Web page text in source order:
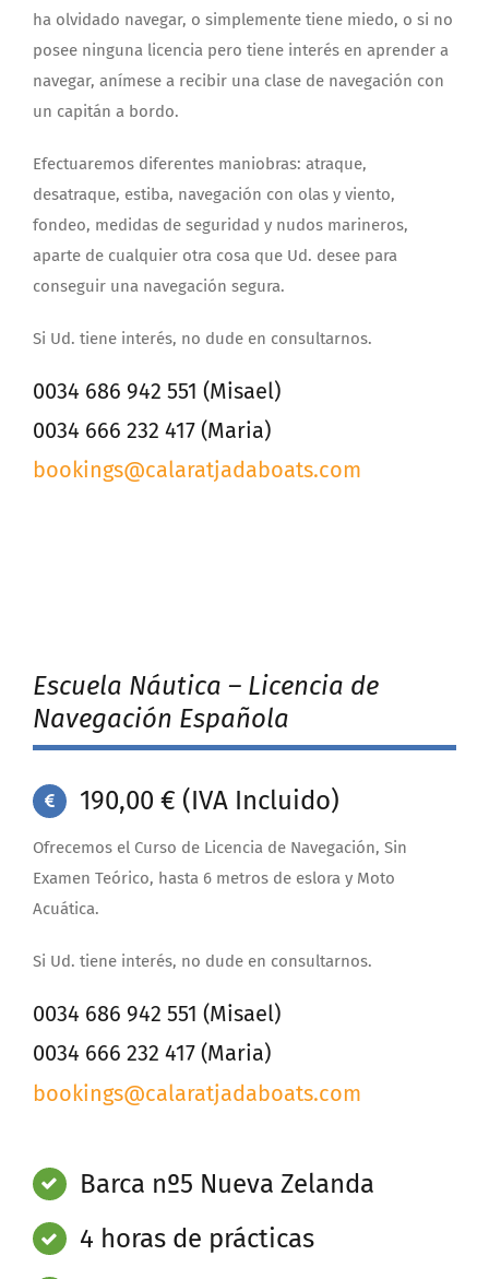
ha olvidado navegar, o simplemente tiene miedo, o si no
posee ninguna licencia pero tiene interés en aprender a
navegar, anímese a recibir una clase de navegación con
un capitán a bordo.
Efectuaremos diferentes maniobras: atraque,
desatraque, estiba, navegación con olas y viento,
fondeo, medidas de seguridad y nudos marineros,
aparte de cualquier otra cosa que Ud. desee para
conseguir una navegación segura.
Si Ud. tiene interés, no dude en consultarnos.
0034 686 942 551 (Misael)
0034 666 232 417 (Maria)
bookings@calaratjadaboats.com
Escuela Náutica – Licencia de
Navegación Española
190,00 € (IVA Incluido)
Ofrecemos el Curso de Licencia de Navegación, Sin
Examen Teórico, hasta 6 metros de eslora y Moto
Acuática.
Si Ud. tiene interés, no dude en consultarnos.
0034 686 942 551 (Misael)
0034 666 232 417 (Maria)
bookings@calaratjadaboats.com
Barca nº5 Nueva Zelanda
4 horas de prácticas